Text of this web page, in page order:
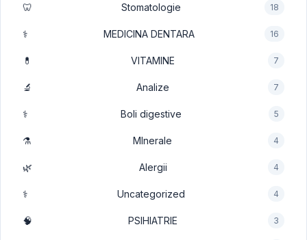
🦷 Stomatologie 18
⚕️ MEDICINA DENTARA 16
💊 VITAMINE 7
🔬 Analize 7
⚕️ Boli digestive 5
⚗️ MInerale 4
🌿 Alergii 4
⚕️ Uncategorized 4
🧠 PSIHIATRIE 3